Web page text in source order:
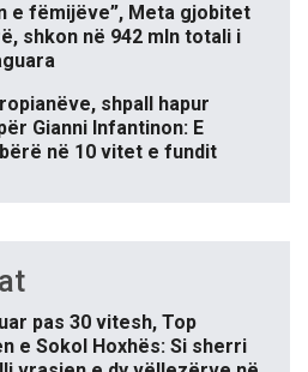
e fëmijëve”, Meta gjobitet
shkon në 942 mln totali i
shpall hapur
Gianni Infantinon: E
në 10 vitet e fundit
pas 30 vitesh, Top
e Sokol Hoxhës: Si sherri